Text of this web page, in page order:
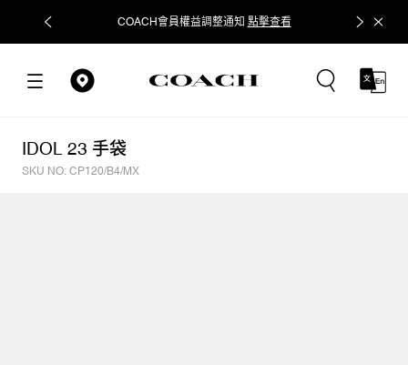
COACH會員權益調整通知 點擊查看 立即追蹤
IDOL 23 手袋
SKU NO: CP120/B4/MX